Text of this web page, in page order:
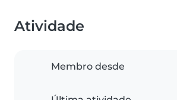
Atividade
Membro desde